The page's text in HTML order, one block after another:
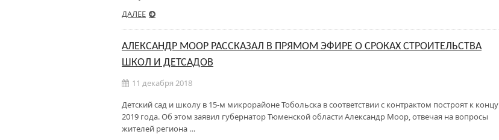
ДАЛЕЕ
АЛЕКСАНДР МООР РАССКАЗАЛ В ПРЯМОМ ЭФИРЕ О СРОКАХ СТРОИТЕЛЬСТВА
ШКОЛ И ДЕТСАДОВ
11 декабря 2018
Детский сад и школу в 15-м микрорайоне Тобольска в соответствии с контрактом построят к концу
2019 года. Об этом заявил губернатор Тюменской области Александр Моор, отвечая на вопросы
жителей региона …